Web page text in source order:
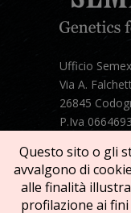
Ufficio
Via A.
26845
P.Iva
Mail:
Guarda la
Questo sito o gli
avvalgono di
alle finalità
profilazione ai fini